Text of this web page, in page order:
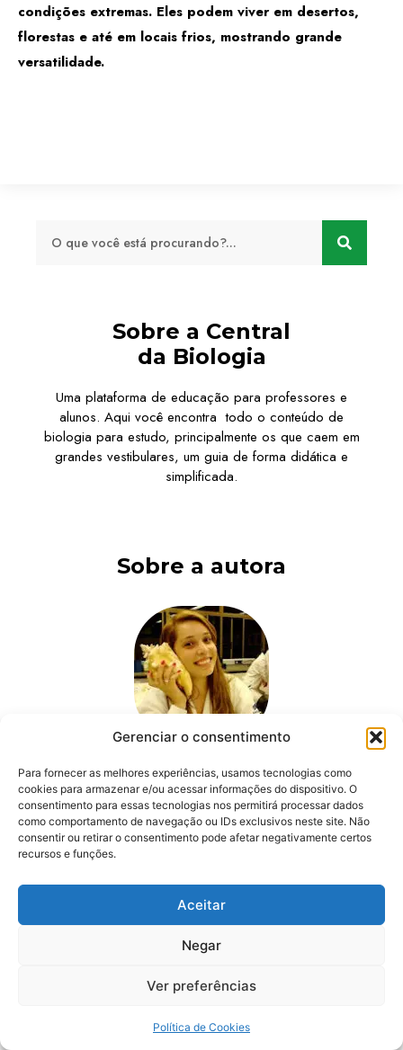
Gerenciar o consentimento
Para fornecer as melhores experiências, usamos tecnologias como
cookies para armazenar e/ou acessar informações do dispositivo. O
consentimento para essas tecnologias nos permitirá processar dados
como comportamento de navegação ou IDs exclusivos neste site. Não
consentir ou retirar o consentimento pode afetar negativamente certos
recursos e funções.
Aceitar
Negar
Ver preferências
Política de Cookies
condições extremas. Eles podem viver em desertos,
florestas e até em locais frios, mostrando grande
versatilidade.
Sobre a Central
da Biologia
Uma plataforma de educação para professores e
alunos. Aqui você encontra todo o conteúdo de
biologia para estudo, principalmente os que caem em
grandes vestibulares, um guia de forma didática e
simplificada.
Sobre a autora
Taynara Melo
Como bióloga e professora, minha paixão é a
educação e a difusão do conhecimento. Meu objetivo é
democratizar o acesso à educação de qualidade e
redes sociais